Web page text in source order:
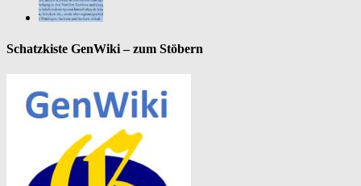
Schatzkiste GenWiki – zum Stöbern